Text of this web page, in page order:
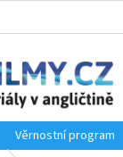
Věrnostní program